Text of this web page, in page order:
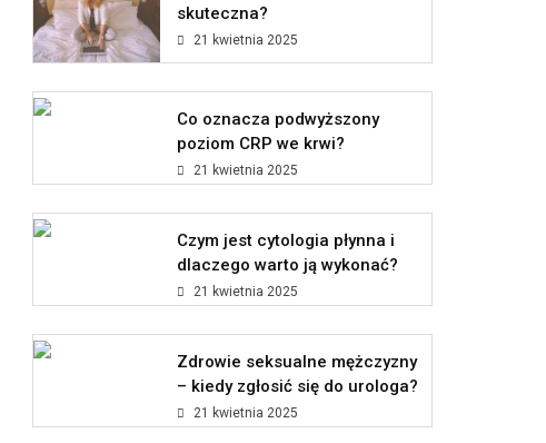
skuteczna?
21 kwietnia 2025
Co oznacza podwyższony
poziom CRP we krwi?
21 kwietnia 2025
Czym jest cytologia płynna i
dlaczego warto ją wykonać?
21 kwietnia 2025
Zdrowie seksualne mężczyzny
– kiedy zgłosić się do urologa?
21 kwietnia 2025